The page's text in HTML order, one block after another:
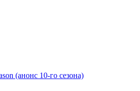
(анонс 10-го сезона)